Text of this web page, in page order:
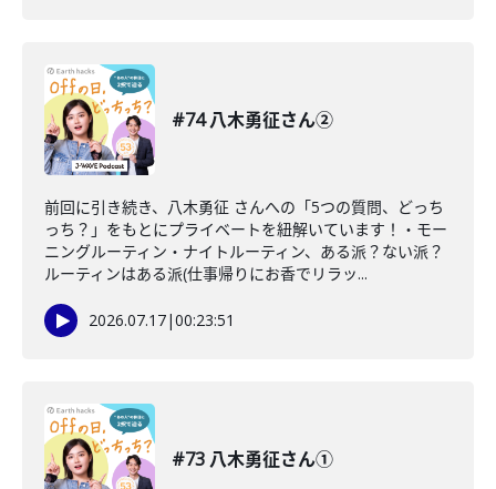
#74 八木勇征さん②
前回に引き続き、八木勇征 さんへの「5つの質問、どっち
っち？」をもとにプライベートを紐解いています！・モー
ニングルーティン・ナイトルーティン、ある派？ない派？
ルーティンはある派(仕事帰りにお香でリラッ...
2026.07.17|00:23:51
#73 八木勇征さん①